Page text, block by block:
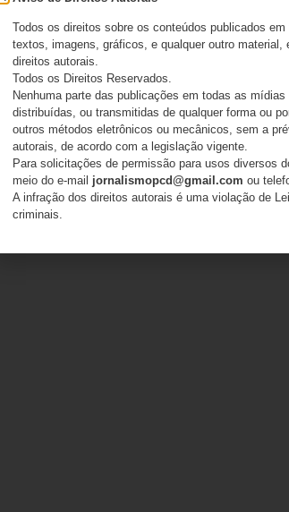
Todos os direitos sobre os conteúdos publicados
textos, imagens, gráficos, e qualquer outro
direitos autorais.
Todos os Direitos Reservados.
Nenhuma parte das publicações em todas as
distribuídas, ou transmitidas de qualquer forma ou
outros métodos eletrônicos ou mecânicos, sem a
autorais, de acordo com a legislação vigente.
Para solicitações de permissão para usos diversos
meio do e-mail jornalismopcd@gmail.com ou
A infração dos direitos autorais é uma violação de
criminais.